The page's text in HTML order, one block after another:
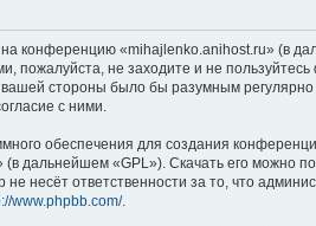
конференцию «mihajlenko.anihost.ru» (в
пожалуйста, не заходите и не
стороны было бы разумным
с ними.
обеспечения для создания
(в дальнейшем «GPL»). Скачать его можно
несёт ответственности за то, что
www.phpbb.com/.